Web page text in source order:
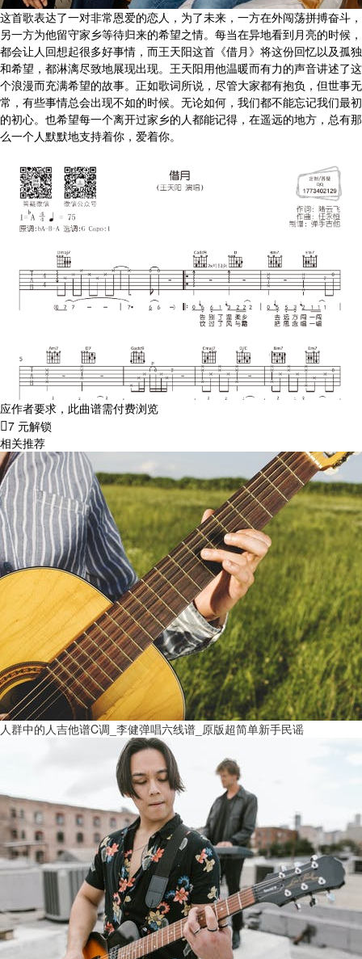
这首歌表达了一对非常恩爱的恋人，为了未来，一方在外闯荡拼搏奋斗，
另一方为他留守家乡等待归来的希望之情。每当在异地看到月亮的时候，
都会让人回想起很多好事情，而王天阳这首《借月》将这份回忆以及孤独
和希望，都淋漓尽致地展现出现。王天阳用他温暖而有力的声音讲述了这
个浪漫而充满希望的故事。正如歌词所说，尽管大家都有抱负，但世事无
常，有些事情总会出现不如的时候。无论如何，我们都不能忘记我们最初
的初心。也希望每一个离开过家乡的人都能记得，在遥远的地方，总有那
么一个人默默地支持着你，爱着你。
应作者要求，此曲谱需付费浏览
7 元解锁
相关推荐
人群中的人吉他谱C调_李健弹唱六线谱_原版超简单新手民谣